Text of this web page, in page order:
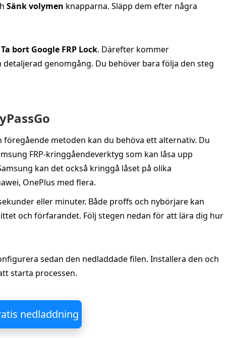
Sänk volymen knapparna. Släpp dem efter några
Ta bort Google FRP Lock. Därefter kommer
genomgång. Du behöver bara följa den steg
metoden kan du behöva ett alternativ. Du
FRP‑kringgåendeverktyg som kan låsa upp
kan det också kringgå låset på olika
OnePlus med flera.
eller minuter. Både proffs och nybörjare kan
och förfarandet. Följ stegen nedan för att lära dig hur
sedan den nedladdade filen. Installera den och
starta processen.
nedladdning